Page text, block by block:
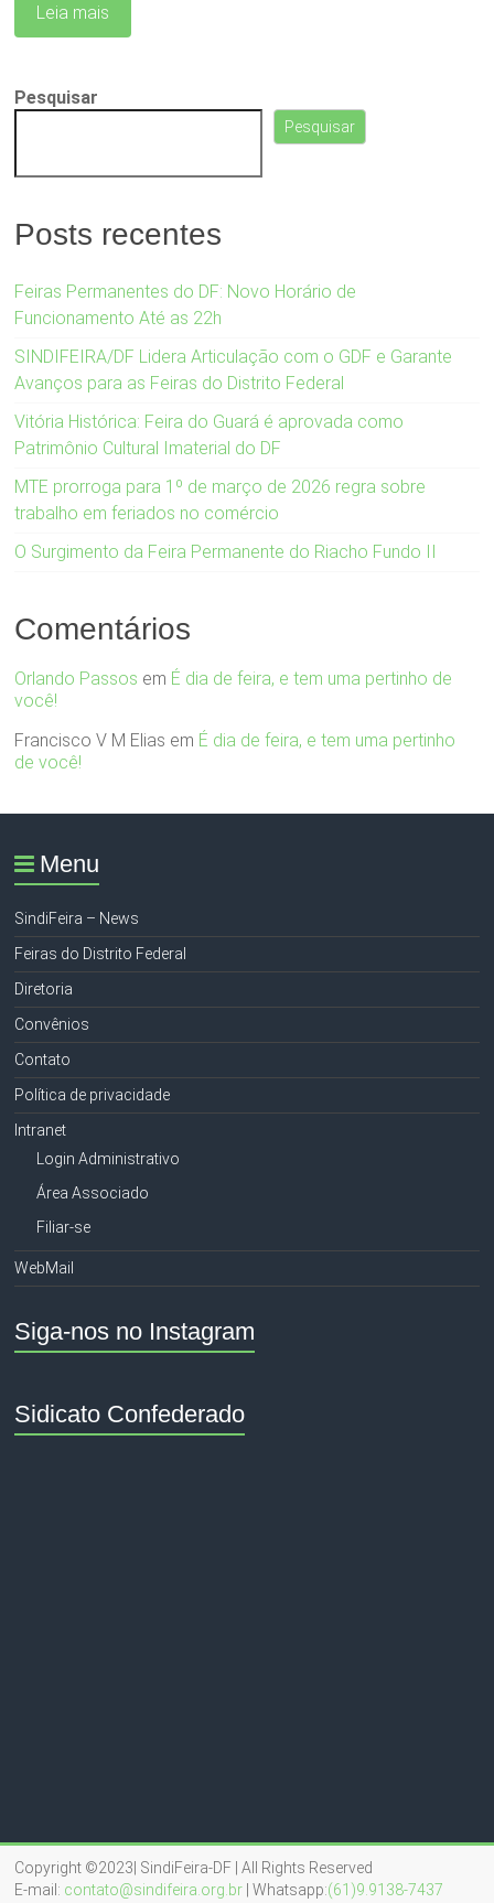
Leia mais
Pesquisar
Pesquisar
Posts recentes
Feiras Permanentes do DF: Novo Horário de
Funcionamento Até as 22h
SINDIFEIRA/DF Lidera Articulação com o GDF e Garante
Avanços para as Feiras do Distrito Federal
Vitória Histórica: Feira do Guará é aprovada como
Patrimônio Cultural Imaterial do DF
MTE prorroga para 1º de março de 2026 regra sobre
trabalho em feriados no comércio
O Surgimento da Feira Permanente do Riacho Fundo II
Comentários
Orlando Passos em É dia de feira, e tem uma pertinho de
você!
Francisco V M Elias em É dia de feira, e tem uma pertinho
de você!
Menu
SindiFeira – News
Feiras do Distrito Federal
Diretoria
Convênios
Contato
Política de privacidade
Intranet
Login Administrativo
Área Associado
Filiar-se
WebMail
Siga-nos no Instagram
Sidicato Confederado
Copyright ©2023| SindiFeira-DF | All Rights Reserved
E-mail: contato@sindifeira.org.br | Whatsapp:(61)9.9138-7437